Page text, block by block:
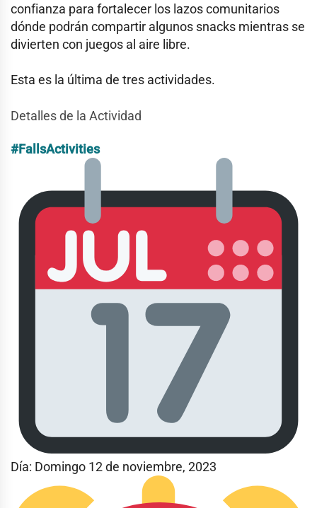
confianza para fortalecer los lazos comunitarios
dónde podrán compartir algunos snacks mientras se
divierten con juegos al aire libre.
Esta es la última de tres actividades.
Detalles de la Actividad
#FallsActivities
Día: Domingo 12 de noviembre, 2023